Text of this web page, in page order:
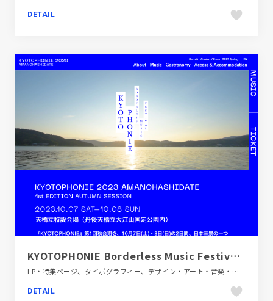
DETAIL
KYOTOPHONIE Borderless Music Festival ― キョウトフォニー
LP・特集ページ、タイポグラフィー、デザイン・アート・音楽・文芸、フラットデザイン、ブルー系、大きめ写真
DETAIL